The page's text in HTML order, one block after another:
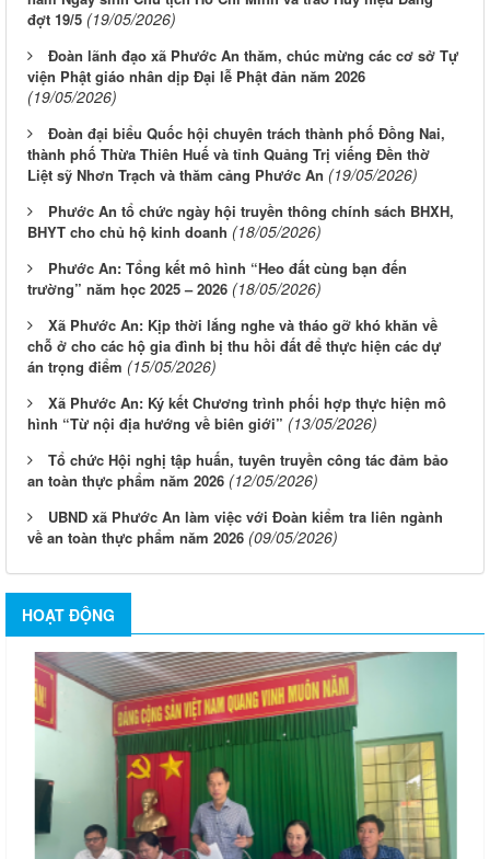
đợt 19/5 (19/05/2026)
Đoàn lãnh đạo xã Phước An thăm, chúc mừng các cơ sở Tự
viện Phật giáo nhân dịp Đại lễ Phật đản năm 2026
(19/05/2026)
Đoàn đại biểu Quốc hội chuyên trách thành phố Đồng Nai,
thành phố Thừa Thiên Huế và tỉnh Quảng Trị viếng Đền thờ
Liệt sỹ Nhơn Trạch và thăm cảng Phước An (19/05/2026)
Phước An tổ chức ngày hội truyền thông chính sách BHXH,
BHYT cho chủ hộ kinh doanh (18/05/2026)
Phước An: Tổng kết mô hình “Heo đất cùng bạn đến
trường” năm học 2025 – 2026 (18/05/2026)
Xã Phước An: Kịp thời lắng nghe và tháo gỡ khó khăn về
chỗ ở cho các hộ gia đình bị thu hồi đất để thực hiện các dự
án trọng điểm (15/05/2026)
Xã Phước An: Ký kết Chương trình phối hợp thực hiện mô
hình “Từ nội địa hướng về biên giới” (13/05/2026)
Tổ chức Hội nghị tập huấn, tuyên truyền công tác đảm bảo
an toàn thực phẩm năm 2026 (12/05/2026)
UBND xã Phước An làm việc với Đoàn kiểm tra liên ngành
về an toàn thực phẩm năm 2026 (09/05/2026)
HOẠT ĐỘNG